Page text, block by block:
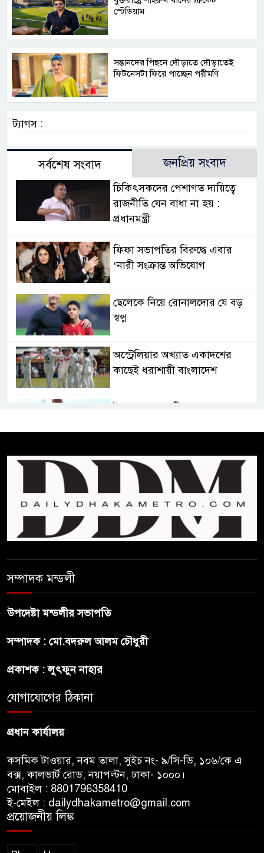
স্টেডিয়াম
সন্তানদের পিছনে দৌড়াতে দৌড়াতেই
ফিটনেসটা ফিরে পাচ্ছেন পরীমণি
ট্যাগস :
সর্বশেষ সংবাদ জনপ্রিয় সংবাদ
চিকিৎসকদের পেশাগত দায়িত্বে
রাজনীতি যেন বাধা না হয় :
প্রধানমন্ত্রী
ফিফা সভাপতির বিরুদ্ধে এবার
‘নারী সংক্রান্ত অভিযোগ
ছেলেকে নিয়ে রোনালদোর যে বড়
স্বপ্ন
অস্ট্রেলিয়ার অখ্যাত একাদশের
কাছেই ধরাশায়ী বাংলাদেশ
ট্রাম্পের ৪০ কোটি ডলারের ‘বলরুম
শেখ হাসিনার বক্তব্যে ভারতের
সমর্থন নেই : রণধীর জয়সওয়াল
শেখ হাসিনা দেশে ফিরে আসুক,
গণহত্যার দায়ে কারাগারে যাক :
শেখ হাসিনা প্রসঙ্গে ভারতের ভূমিকা
নিয়ে বাংলাদেশের ক্ষুব্ধ প্রতিক্রিয়া
সম্পাদক মন্ডলী
উপদেষ্টা মন্ডলীর সভাপতি
সম্পাদক : মো.বদরুল আলম চৌধুরী
প্রকাশক : লুৎফুন নাহার
যোগাযোগের ঠিকানা
প্রধান কার্যালয়
কসমিক টাওয়ার, নবম তালা, সুইচ নং- ৯/সি-ডি, ১০৬/কে এ
বক্স, কালভার্ট রোড, নয়াপল্টন, ঢাকা- ১০০০।
মোবাইল : 8801796358410
ই-মেইল : dailydhakametro@gmail.com
প্রয়োজনীয় লিঙ্ক